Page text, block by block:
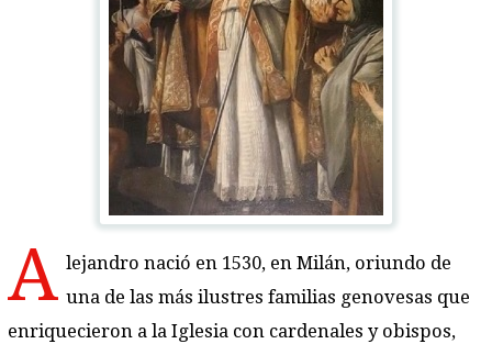
A lejandro nació en 1530, en Milán, oriundo de
una de las más ilustres familias genovesas que
enriquecieron a la Iglesia con cardenales y obispos,